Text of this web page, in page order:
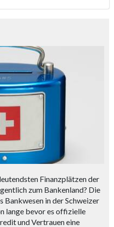
Finanzplätzen der
zum Bankenland? Die
Bankwesen in der Schweizer
lange bevor es offizielle
und Vertrauen eine